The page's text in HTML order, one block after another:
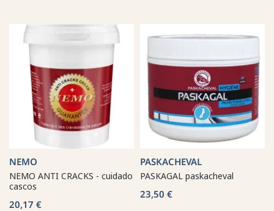
NEMO
NEMO ANTI CRACKS - cuidado
cascos
20,17 €
PASKACHEVAL
PASKAGAL paskacheval
23,50 €